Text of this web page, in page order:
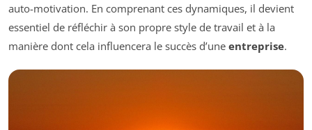
auto-motivation. En comprenant ces dynamiques, il devient
essentiel de réfléchir à son propre style de travail et à la
manière dont cela influencera le succès d’une entreprise.